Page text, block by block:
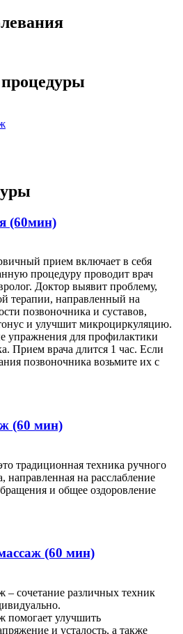
(60мин)
прием включает в себя
процедуру проводит врач
Доктор выявит проблему,
терапии, направленный на
позвоночника и суставов,
и улучшит микроциркуляцию.
упражнения для профилактики
Прием врача длится 1 час. Если
позвоночника возьмите их с
(60 мин)
традиционная техника ручного
направленная на расслабление
и общее оздоровление
(60 мин)
сочетание различных техник
помогает улучшить
и усталость, а также